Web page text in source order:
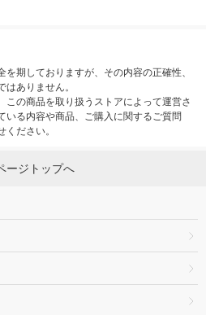
期しておりますが、その内容の正確性、
ありません。
この商品を取り扱うストアによって運営さ
いる内容や商品、ご購入に関するご質問
ださい。
ージトップへ